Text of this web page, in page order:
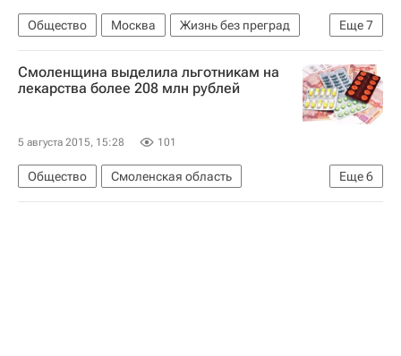
Еще7
Общество Москва
Жизнь без преград
Центральный ФО
Весь мир
Европа
Волонтеры в помощь детям-сиротам (фонд)
Смоленщина выделила льготникам на
лекарства более 208 млн рублей
5 августа 2015, 15:28 101
Еще6
Общество
Смоленская область
Смоленская область
Жизнь без преград